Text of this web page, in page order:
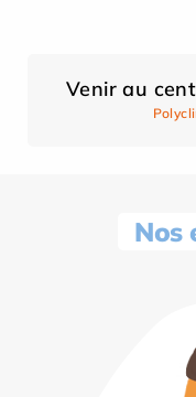
Venir au
Nos